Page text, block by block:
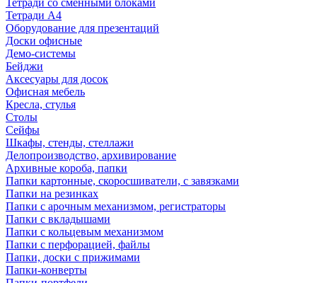
Тетради со сменными блоками
Тетради А4
Оборудование для презентаций
Доски офисные
Демо-системы
Бейджи
Аксесуары для досок
Офисная мебель
Кресла, стулья
Столы
Сейфы
Шкафы, стенды, стеллажи
Делопроизводство, архивирование
Архивные короба, папки
Папки картонные, скоросшиватели, с завязками
Папки на резинках
Папки с арочным механизмом, регистраторы
Папки с вкладышами
Папки с кольцевым механизмом
Папки с перфорацией, файлы
Папки, доски с прижимами
Папки-конверты